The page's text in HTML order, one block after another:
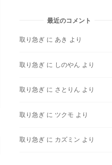
最近のコメント
取り急ぎに あき より
取り急ぎに しのやん より
取り急ぎに さとりん より
取り急ぎに ツクモ より
取り急ぎに カズミン より